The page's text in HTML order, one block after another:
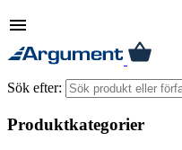
menu
Sök efter:
Produktkategorier